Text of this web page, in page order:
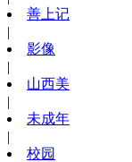
善上记
|
影像
|
山西美
|
未成年
|
校园